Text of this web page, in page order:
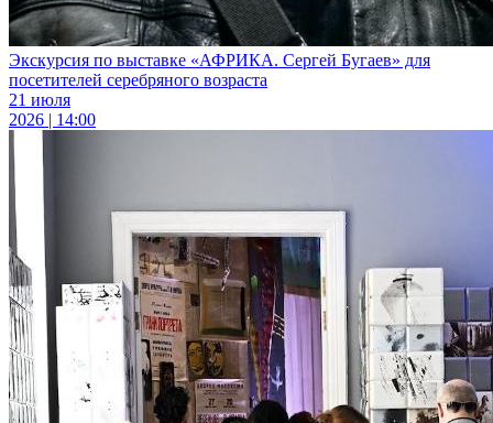
Экскурсия по выставке «АФРИКА. Сергей Бугаев» для
посетителей серебряного возраста
21 июля
2026 | 14:00